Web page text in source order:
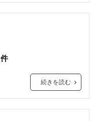
続きを読む